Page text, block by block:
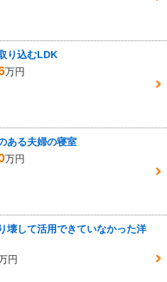
り込むLDK
万円
ある夫婦の寝室
万円
壊して活用できていなかった洋
円